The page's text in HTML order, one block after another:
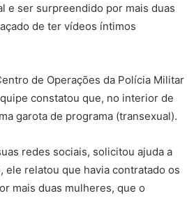
e ser surpreendido por mais duas
de ter vídeos íntimos
de Operações da Polícia Militar
constatou que, no interior de
garota de programa (transexual).
redes sociais, solicitou ajuda a
ele relatou que havia contratado os
mais duas mulheres, que o